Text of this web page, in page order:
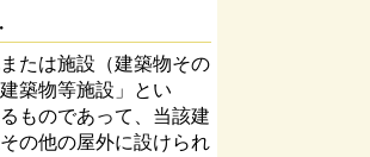
たは施設（建築物その
築物等施設」とい
ものであって、当該建
の他の屋外に設けられ